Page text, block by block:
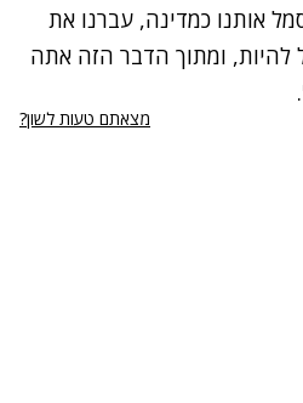
אותנו כמדינה, עברנו את
להיות, ומתוך הדבר הזה אתה
מצאתם טעות לשון?